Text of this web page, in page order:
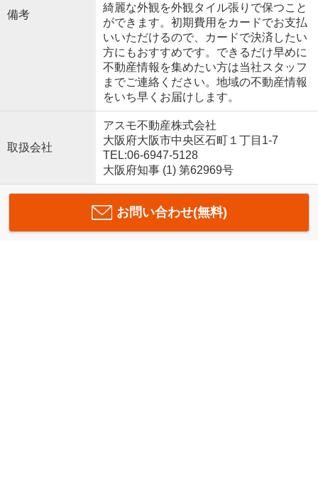
備考
綺麗な外観を外観タイル張りで保つこと
ができます。初期費用をカードでお支払
いいただけるので、カードで決済したい
方にもおすすめです。できるだけ早めに
不動産情報を集めたい方は当社スタッフ
までご連絡ください。地域の不動産情報
をいち早くお届けします。
取扱会社
アスモ不動産株式会社
大阪府大阪市中央区石町１丁目1-7
TEL:06-6947-5128
大阪府知事 (1) 第62969号
お問い合わせ(無料)